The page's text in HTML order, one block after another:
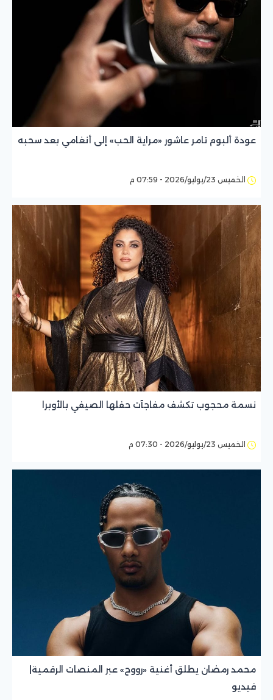
عودة ألبوم تامر عاشور «مراية الحب» إلى أنغامي بعد سحبه
الخميس 23/يوليو/2026 - 07:59 م
نسمة محجوب تكشف مفاجآت حفلها الصيفي بالأوبرا
الخميس 23/يوليو/2026 - 07:30 م
محمد رمضان يطلق أغنية «رووح» عبر المنصات الرقمية|
فيديو